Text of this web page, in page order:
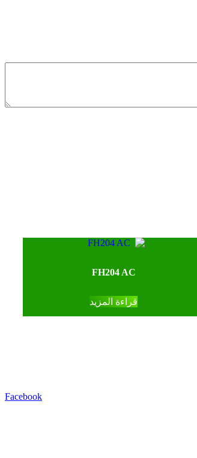
FH204 AC
قراءة المزيد
Facebook